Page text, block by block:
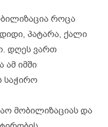
როცა
პატარა, ქალი
დღეს ვართ
ამ იმში
საჭირო
მობილიზაციას და